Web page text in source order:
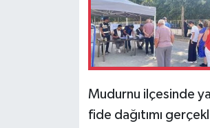
Mudurnu ilçesinde
fide dağıtımı